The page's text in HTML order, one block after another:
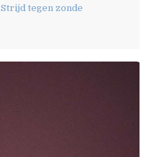
Strijd tegen zonde